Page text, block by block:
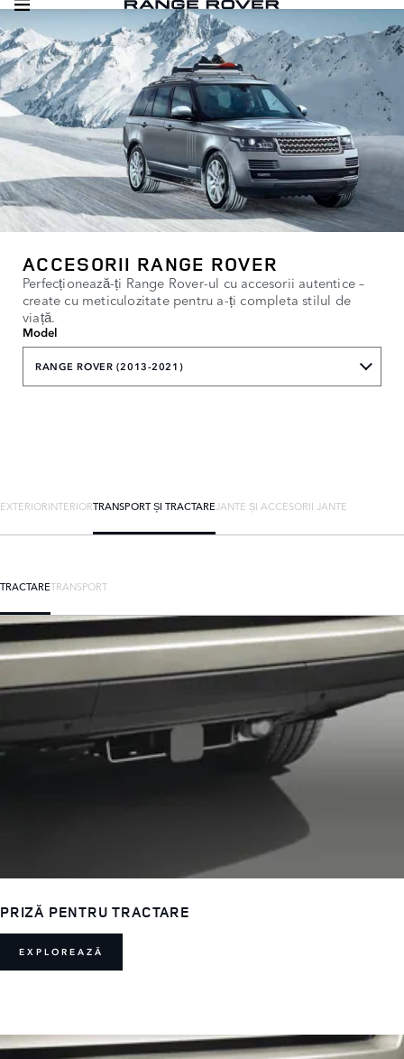
ACCESORII RANGE ROVER
Perfecționează-ți Range Rover-ul cu accesorii autentice –
create cu meticulozitate pentru a-ți completa stilul de
viață.
Model
RANGE ROVER (2013-2021)
EXTERIORINTERIORTRANSPORT ȘI TRACTAREJANTE ȘI ACCESORII JANTE
TRACTARETRANSPORT
PRIZĂ PENTRU TRACTARE
EXPLOREAZĂ